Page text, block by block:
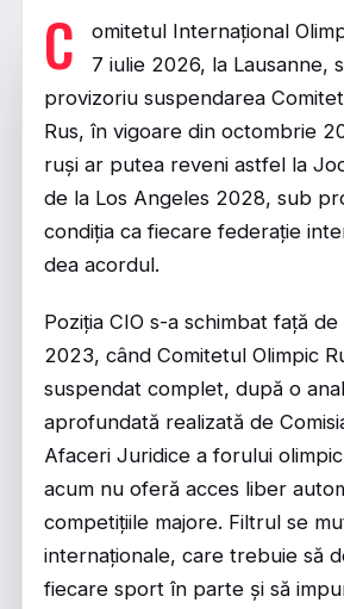
C
omitetul Internațional
7 iulie 2026, la Lausanne,
provizoriu suspendarea
Rus, în vigoare din octombrie
ruși ar putea reveni astfel la
de la Los Angeles 2028, sub
condiția ca fiecare federație
dea acordul.
Poziția CIO s-a schimbat față
2023, când Comitetul Olimpic
suspendat complet, după o
aprofundată realizată de
Afaceri Juridice a forului
acum nu oferă acces liber
competițiile majore. Filtrul se
internaționale, care trebuie să
fiecare sport în parte și să